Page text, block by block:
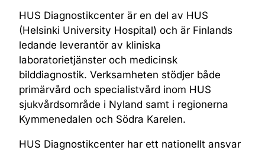
Specialiteter omfattar: genetik och
klinisk farmakologi, klinisk fysiologi och
isotopmedicin, klinisk kemi, klinisk
neurofysiologi, klinisk mikrobiologi,
patologi, preanalytik samt radiologi.
SaaS-baserad helhetslösning
HUS Diagnostikcenter är en del av HUS
(Helsinki University Hospital) och är Finlands
ledande leverantör av kliniska
laboratorietjänster och medicinsk
bilddiagnostik. Verksamheten stödjer både
primärvård och specialistvård inom HUS
sjukvårdsområde i Nyland samt i regionerna
Kymmenedalen och Södra Karelen.
HUS Diagnostikcenter har ett nationellt ansvar